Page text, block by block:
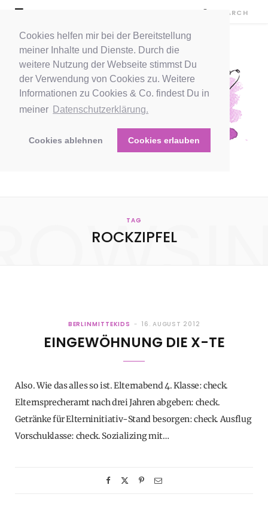
Cookies helfen mir bei der Bereitstellung
meiner Inhalte und Dienste. Durch die
weitere Nutzung der Webseite stimmst Du
der Verwendung von Cookies zu. Weitere
Informationen zu Cookies & Co. findest Du in
meiner Datenschutzerklärung.
Cookies ablehnen Cookies erlauben
TAG
ROCKZIPFEL
BERLINMITTEKIDS 16. AUGUST 2012
EINGEWÖHNUNG DIE X-TE
Also. Wie das alles so ist. Elternabend 4. Klasse: check.
Elternsprecheramt nach drei Jahren abgeben: check.
Getränke für Elterninitiativ-Stand besorgen: check. Ausflug
Vorschuklasse: check. Sozializing mit…